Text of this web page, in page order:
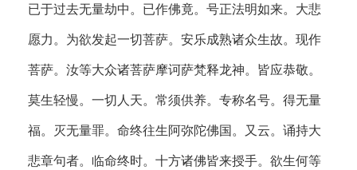
已于过去无量劫中。已作佛竟。号正法明如来。大悲
愿力。为欲发起一切菩萨。安乐成熟诸众生故。现作
菩萨。汝等大众诸菩萨摩诃萨梵释龙神。皆应恭敬。
莫生轻慢。一切人天。常须供养。专称名号。得无量
福。灭无量罪。命终往生阿弥陀佛国。又云。诵持大
悲章句者。临命终时。十方诸佛皆来授手。欲生何等